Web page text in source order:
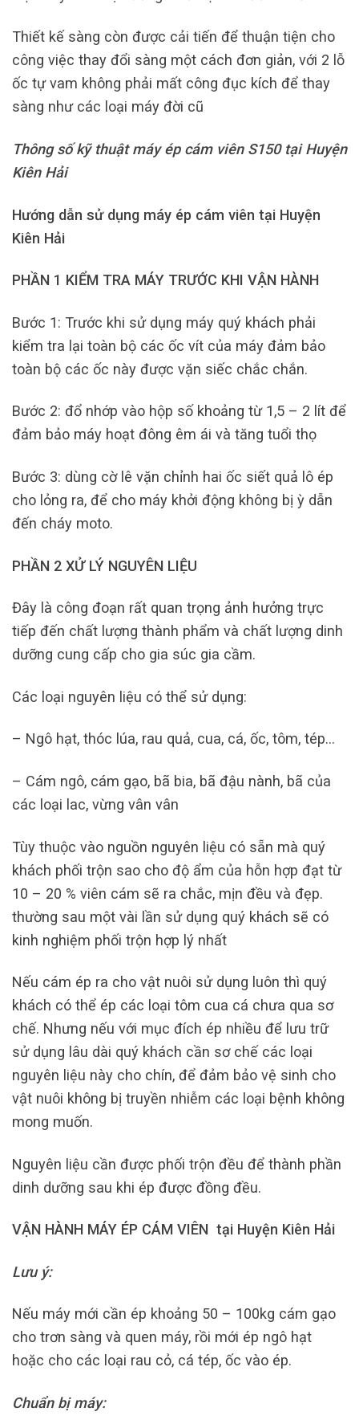
Thiết kế sàng còn được cải tiến để thuận tiện cho
công việc thay đổi sàng một cách đơn giản, với 2 lỗ
ốc tự vam không phải mất công đục kích để thay
sàng như các loại máy đời cũ
Thông số kỹ thuật máy ép cám viên S150 tại Huyện
Kiên Hải
Hướng dẫn sử dụng máy ép cám viên tại Huyện
Kiên Hải
PHẦN 1 KIỂM TRA MÁY TRƯỚC KHI VẬN HÀNH
Bước 1: Trước khi sử dụng máy quý khách phải
kiểm tra lại toàn bộ các ốc vít của máy đảm bảo
toàn bộ các ốc này được vặn siếc chắc chắn.
Bước 2: đổ nhớp vào hộp số khoảng từ 1,5 – 2 lít để
đảm bảo máy hoạt đông êm ái và tăng tuổi thọ
Bước 3: dùng cờ lê vặn chỉnh hai ốc siết quả lô ép
cho lỏng ra, để cho máy khởi động không bị ỳ dẫn
đến cháy moto.
PHẦN 2 XỬ LÝ NGUYÊN LIỆU
Đây là công đoạn rất quan trọng ảnh hưởng trực
tiếp đến chất lượng thành phẩm và chất lượng dinh
dưỡng cung cấp cho gia súc gia cầm.
Các loại nguyên liệu có thể sử dụng:
– Ngô hạt, thóc lúa, rau quả, cua, cá, ốc, tôm, tép…
– Cám ngô, cám gạo, bã bia, bã đậu nành, bã của
các loại lac, vừng vân vân
Tùy thuộc vào nguồn nguyên liệu có sẵn mà quý
khách phối trộn sao cho độ ẩm của hỗn hợp đạt từ
10 – 20 % viên cám sẽ ra chắc, mịn đều và đẹp.
thường sau một vài lần sử dụng quý khách sẽ có
kinh nghiệm phối trộn hợp lý nhất
Nếu cám ép ra cho vật nuôi sử dụng luôn thì quý
khách có thể ép các loại tôm cua cá chưa qua sơ
chế. Nhưng nếu với mục đích ép nhiều để lưu trữ
sử dụng lâu dài quý khách cần sơ chế các loại
nguyên liệu này cho chín, để đảm bảo vệ sinh cho
vật nuôi không bị truyền nhiễm các loại bệnh không
mong muốn.
Nguyên liệu cần được phối trộn đều để thành phần
dinh dưỡng sau khi ép được đồng đều.
VẬN HÀNH MÁY ÉP CÁM VIÊN tại Huyện Kiên Hải
Lưu ý:
Nếu máy mới cần ép khoảng 50 – 100kg cám gạo
cho trơn sàng và quen máy, rồi mới ép ngô hạt
hoặc cho các loại rau cỏ, cá tép, ốc vào ép.
Chuẩn bị máy: